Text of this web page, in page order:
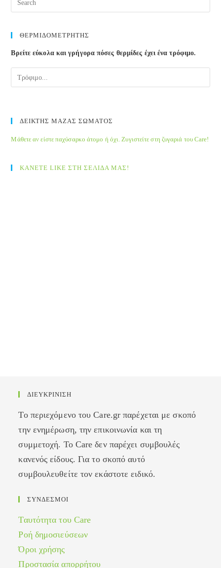
ΘΕΡΜΙΔΟΜΕΤΡΗΤΗΣ
Βρείτε εύκολα και γρήγορα πόσες θερμίδες έχει ένα τρόφιμο.
ΔΕΙΚΤΗΣ ΜΑΖΑΣ ΣΩΜΑΤΟΣ
Μάθετε αν είστε παχύσαρκο άτομο ή όχι. Ζυγιστείτε στη ζυγαριά του Care!
ΚΑΝΕΤΕ LIKE ΣΤΗ ΣΕΛΙΔΑ ΜΑΣ!
ΔΙΕΥΚΡΙΝΙΣΗ
Το περιεχόμενο του Care.gr παρέχεται με σκοπό
την ενημέρωση, την επικοινωνία και τη
συμμετοχή. Το Care δεν παρέχει συμβουλές
κανενός είδους. Για το σκοπό αυτό
συμβουλευθείτε τον εκάστοτε ειδικό.
ΣΥΝΔΕΣΜΟΙ
Ταυτότητα του Care
Ροή δημοσιεύσεων
Όροι χρήσης
Προστασία απορρήτου